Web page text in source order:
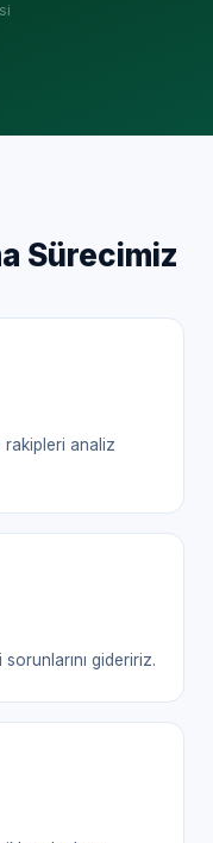
Sürecimiz
rakipleri analiz
gideririz.